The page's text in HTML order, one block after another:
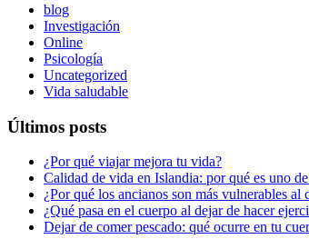
blog
Investigación
Online
Psicología
Uncategorized
Vida saludable
Últimos posts
¿Por qué viajar mejora tu vida?
Calidad de vida en Islandia: por qué es uno
¿Por qué los ancianos son más vulnerables
¿Qué pasa en el cuerpo al dejar de hacer
Dejar de comer pescado: qué ocurre en tu